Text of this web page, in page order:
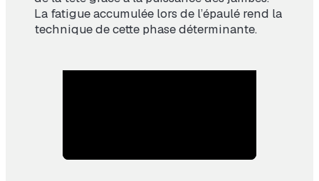
La fatigue accumulée lors de l’épaulé rend la
technique de cette phase déterminante.